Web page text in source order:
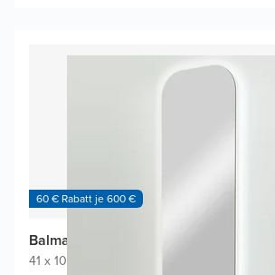
60 € Rabatt je 600 €
Balmani Giro Arcato Badspiegel
41 x 108 cm